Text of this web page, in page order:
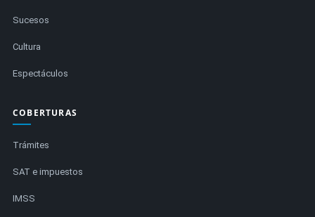
Sucesos
Cultura
Espectáculos
COBERTURAS
Trámites
SAT e impuestos
IMSS